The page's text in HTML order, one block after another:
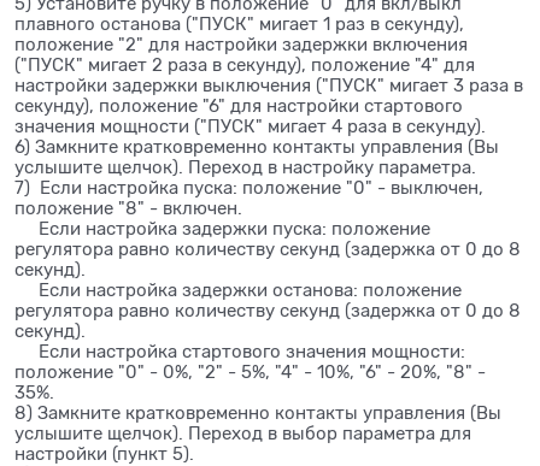
5) Установите ручку в положение "0" для вкл/выкл
плавного останова ("ПУСК" мигает 1 раз в секунду),
положение "2" для настройки задержки включения
("ПУСК" мигает 2 раза в секунду), положение "4" для
настройки задержки выключения ("ПУСК" мигает 3 раза в
секунду), положение "6" для настройки стартового
значения мощности ("ПУСК" мигает 4 раза в секунду).
6) Замкните кратковременно контакты управления (Вы
услышите щелчок). Переход в настройку параметра.
7) Если настройка пуска: положение "0" - выключен,
положение "8" - включен.
Если настройка задержки пуска: положение
регулятора равно количеству секунд (задержка от 0 до 8
секунд).
Если настройка задержки останова: положение
регулятора равно количеству секунд (задержка от 0 до 8
секунд).
Если настройка стартового значения мощности:
положение "0" - 0%, "2" - 5%, "4" - 10%, "6" - 20%, "8" -
35%.
8) Замкните кратковременно контакты управления (Вы
услышите щелчок). Переход в выбор параметра для
настройки (пункт 5).